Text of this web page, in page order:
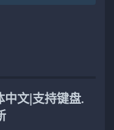
文|支持键盘.